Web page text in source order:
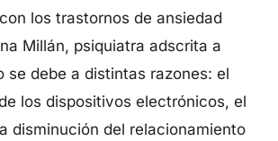
los trastornos de ansiedad
Millán, psiquiatra adscrita a
se debe a distintas razones: el
los dispositivos electrónicos, el
disminución del relacionamiento